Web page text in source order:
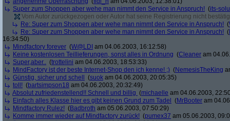
Super zum Shoppen aber wehe man nimmt den Service in Anspruch! (its-
Vom Autor zurückgezogen oder Autor hat seine Registrierung nicht
Re: Super zum Shoppen aber wehe man nimmt den Service in Anspruch! (
Re: Super zum Shoppen aber wehe man nimmt den Service in Anspruch! (
16:34:50)
Mindfactory forever (W@LDI am 04.06.2003, 16:12:58)
Keine kostenlosen Teillieferungen, sonst alles in Ordnung (Cleaner am
Super,aber.. (trottelini am 04.06.2003, 18:53:33)
MindFactory ist der beste Internet-Shop den ich kenne! ;) (NemesisTheKing
Günstig, sicher und schell
(suok am 04.06.2003, 20:05:35)
toll! (bartsimpson18 am 04.06.2003, 20:32:49)
Absolut zufriedenstellend!! Schnell und billig (michaelle am 04.06.2003,
Einfach alles Klasse hier es gibt keinen Grund zum Tadel
(MrBooter am
Mindfactory Rulez! (Badbroth am 05.06.2003, 07:50:29)
Komme immer wieder auf Mindfactory zurück! (pumex37 am 05.06.2003,